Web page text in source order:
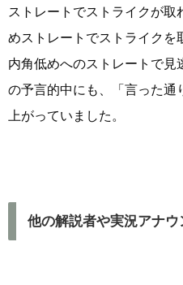
ストレートでストライクが
めストレートでストライクを
内角低めへのストレートで見
の予言的中にも、「言った通
上がっていました。
他の解説者や実況アナ